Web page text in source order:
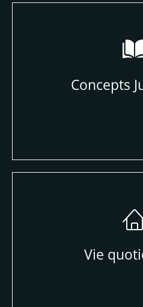
Concepts
Vie